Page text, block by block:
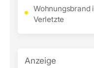
Wohnungsbrand
Verletzte
Anzeige